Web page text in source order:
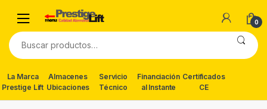
navigation
content
0
Buscar
por:
La Marca
Prestige Lift
Almacenes
Ubicaciones
Servicio
Técnico
Financiación
al Instante
Certificados
CE